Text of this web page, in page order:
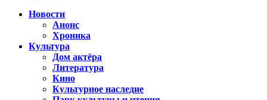
Новости
Анонс
Хроника
Культура
Дом актёра
Литература
Кино
Культурное наследие